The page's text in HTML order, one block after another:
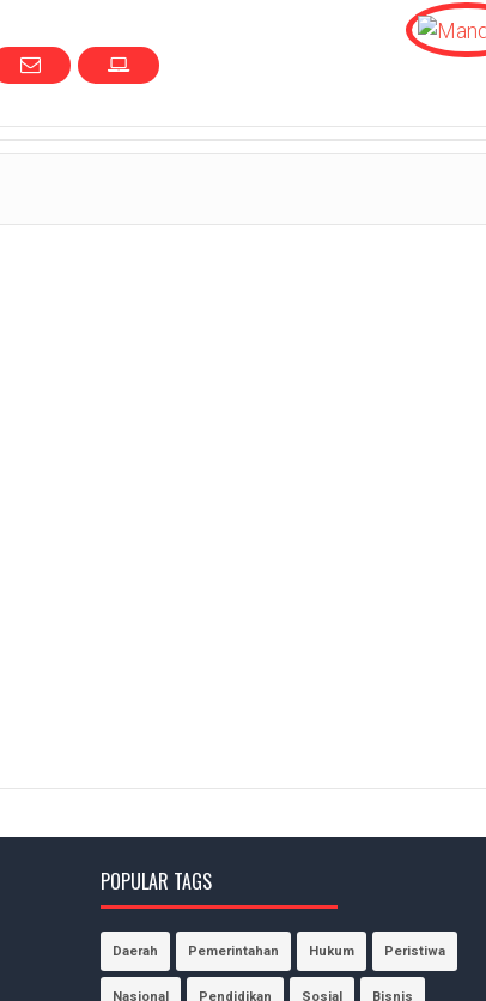
POPULAR TAGS
Daerah Pemerintahan Hukum Peristiwa
Nasional Pendidikan Sosial Bisnis